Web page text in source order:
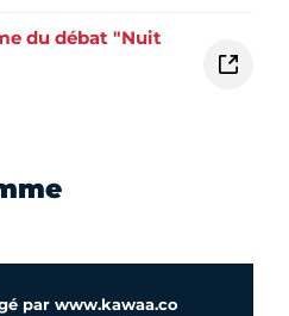
du débat "Nuit
par www.kawaa.co